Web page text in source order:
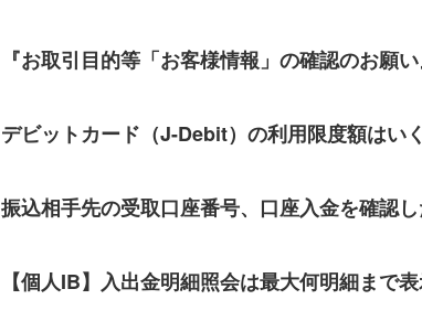
『お取引目的等「お客様情報」の確認のお願
デビットカード（J-Debit）の利用限度額はい
振込相手先の受取口座番号、口座入金を確認
【個人IB】入出金明細照会は最大何明細まで